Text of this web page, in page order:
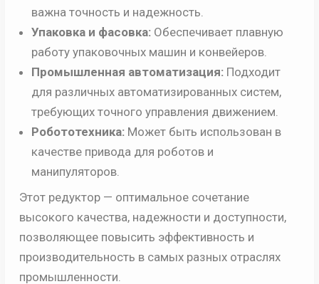
важна точность и надежность.
Упаковка и фасовка:Обеспечивает плавную
работу упаковочных машин и конвейеров.
Промышленная автоматизация:Подходит
для различных автоматизированных систем,
требующих точного управления движением.
Робототехника:Может быть использован в
качестве привода для роботов и
манипуляторов.
Этот редуктор — оптимальное сочетание
высокого качества, надежности и доступности,
позволяющее повысить эффективность и
производительность в самых разных отраслях
промышленности.